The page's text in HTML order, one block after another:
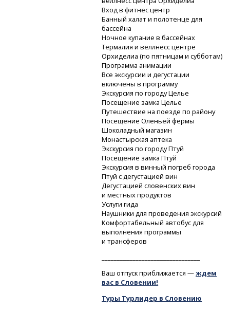
Вход в фитнес центр
Банный халат и полотенце для
бассейна
Ночное купание в бассейнах
Термалия и веллнесс центре
Орхиделиа (по пятницам и субботам)
Программа анимации
Все экскурсии и дегустации
включены в программу
Экскурсия по городу Целье
Посещение замка Целье
Путешествие на поезде по району
Посещение Оленьей фермы
Шоколадный магазин
Монастырская аптека
Экскурсия по городу Птуй
Посещение замка Птуй
Экскурсия в винный погреб города
Птуй с дегустацией вин
Дегустацией словенских вин
и местных продуктов
Услуги гида
Наушники для проведения экскурсий
Комфортабельный автобус для
выполнения программы
и трансферов
Ваш отпуск приближается —ждем
вас в Словении!
Туры Турлидер в Словению